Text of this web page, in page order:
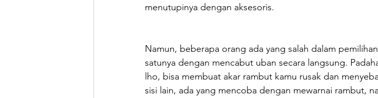
menutupinya dengan aksesoris.
Namun, beberapa orang ada yang salah dalam
satunya dengan mencabut uban secara langsung.
lho, bisa membuat akar rambut kamu rusak dan
sisi lain, ada yang mencoba dengan mewarnai rambut,